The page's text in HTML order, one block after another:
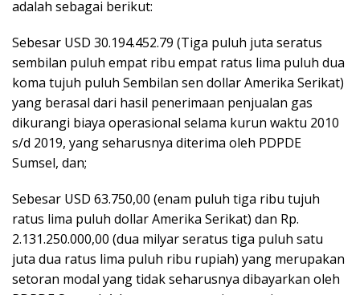
adalah sebagai berikut:
Sebesar USD 30.194.452.79 (Tiga puluh juta seratus
sembilan puluh empat ribu empat ratus lima puluh dua
koma tujuh puluh Sembilan sen dollar Amerika Serikat)
yang berasal dari hasil penerimaan penjualan gas
dikurangi biaya operasional selama kurun waktu 2010
s/d 2019, yang seharusnya diterima oleh PDPDE
Sumsel, dan;
Sebesar USD 63.750,00 (enam puluh tiga ribu tujuh
ratus lima puluh dollar Amerika Serikat) dan Rp.
2.131.250.000,00 (dua milyar seratus tiga puluh satu
juta dua ratus lima puluh ribu rupiah) yang merupakan
setoran modal yang tidak seharusnya dibayarkan oleh